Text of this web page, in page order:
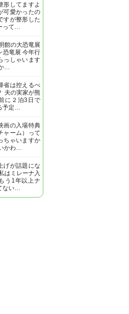
してますよ
可愛かったの
すが整形した
って…
館の大恐竜展
恐竜展 今年行
っしゃいます
…
は控えるべ
夫の実家が熊
に２泊3日で
予定…
画の入場特典
ャーム）って
ちゃいますか
かわ…
げが話題にな
はミレーナ入
う1年以上ナ
ない…